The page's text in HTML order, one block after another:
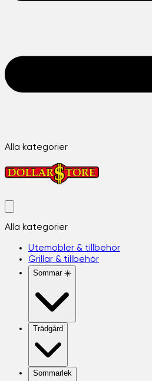
Alla kategorier
Alla kategorier
Utemöbler & tillbehör
Grillar & tillbehör
Sommar ☀️
Trädgård
Sommarlek